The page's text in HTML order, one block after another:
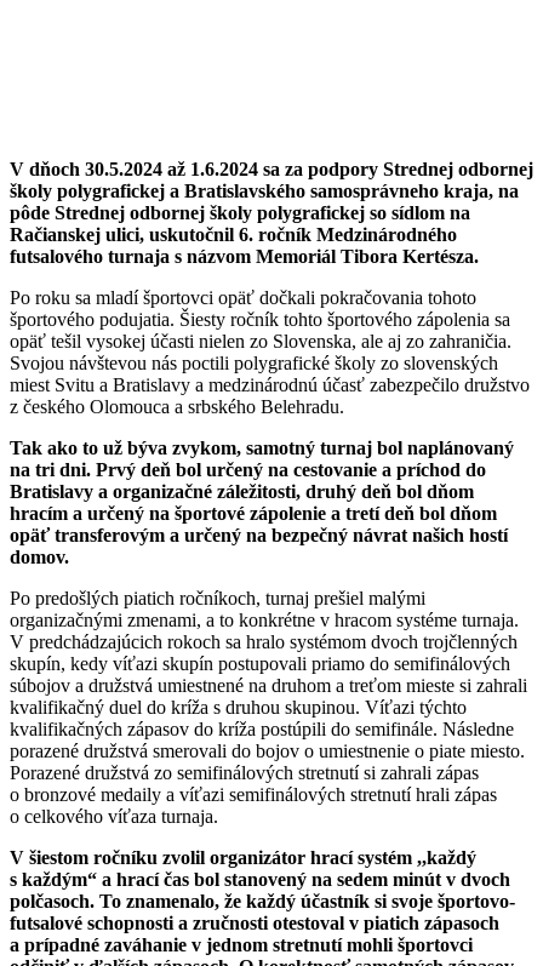
V dňoch 30.5.2024 až 1.6.2024 sa za podpory Strednej odbornej
školy polygrafickej a Bratislavského samosprávneho kraja, na
pôde Strednej odbornej školy polygrafickej so sídlom na
Račianskej ulici, uskutočnil 6. ročník Medzinárodného
futsalového turnaja s názvom Memoriál Tibora Kertésza.
Po roku sa mladí športovci opäť dočkali pokračovania tohoto
športového podujatia. Šiesty ročník tohto športového zápolenia sa
opäť tešil vysokej účasti nielen zo Slovenska, ale aj zo zahraničia.
Svojou návštevou nás poctili polygrafické školy zo slovenských
miest Svitu a Bratislavy a medzinárodnú účasť zabezpečilo družstvo
z českého Olomouca a srbského Belehradu.
Tak ako to už býva zvykom, samotný turnaj bol naplánovaný
na tri dni. Prvý deň bol určený na cestovanie a príchod do
Bratislavy a organizačné záležitosti, druhý deň bol dňom
hracím a určený na športové zápolenie a tretí deň bol dňom
opäť transferovým a určený na bezpečný návrat našich hostí
domov.
Po predošlých piatich ročníkoch, turnaj prešiel malými
organizačnými zmenami, a to konkrétne v hracom systéme turnaja.
V predchádzajúcich rokoch sa hralo systémom dvoch trojčlenných
skupín, kedy víťazi skupín postupovali priamo do semifinálových
súbojov a družstvá umiestnené na druhom a treťom mieste si zahrali
kvalifikačný duel do kríža s druhou skupinou. Víťazi týchto
kvalifikačných zápasov do kríža postúpili do semifinále. Následne
porazené družstvá smerovali do bojov o umiestnenie o piate miesto.
Porazené družstvá zo semifinálových stretnutí si zahrali zápas
o bronzové medaily a víťazi semifinálových stretnutí hrali zápas
o celkového víťaza turnaja.
V šiestom ročníku zvolil organizátor hrací systém ,,každý
s každým“ a hrací čas bol stanovený na sedem minút v dvoch
polčasoch. To znamenalo, že každý účastník si svoje športovo-
futsalové schopnosti a zručnosti otestoval v piatich zápasoch
a prípadné zaváhanie v jednom stretnutí mohli športovci